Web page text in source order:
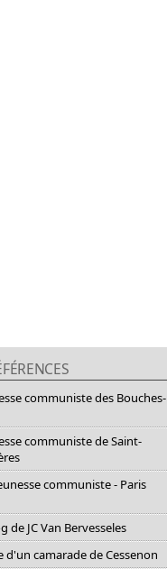
communiste des Bouches-
communiste de Saint-
communiste - Paris
de JC Van Bervesseles
d'un camarade de Cessenon